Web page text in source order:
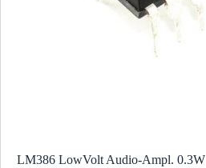
LM386 LowVolt Audio-Ampl. 0.3W